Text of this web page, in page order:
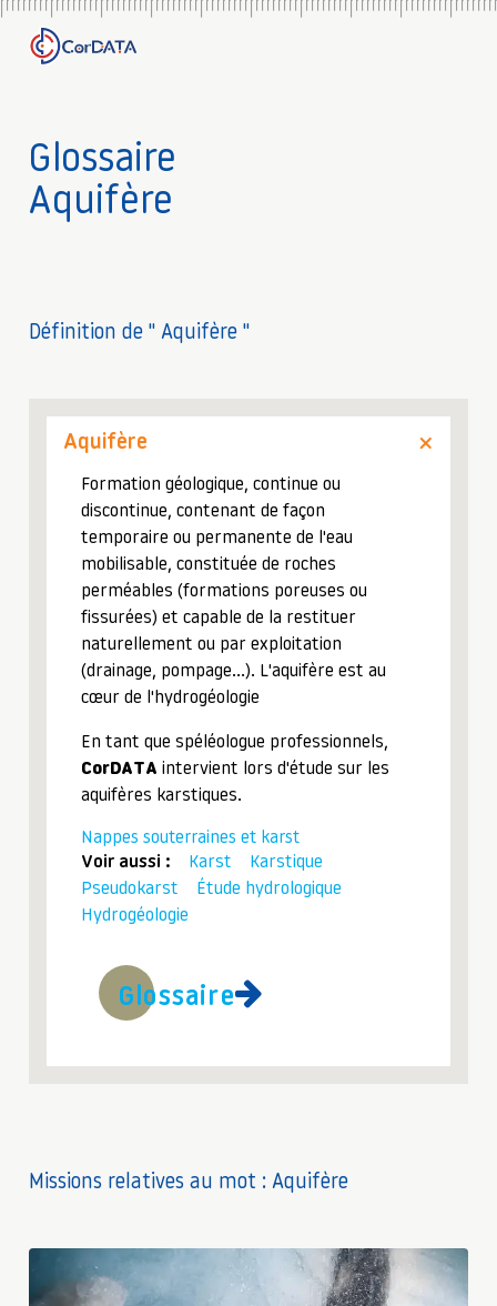
Glossaire
Aquifère
Définition de " Aquifère "
Aquifère
Formation géologique, continue ou
discontinue, contenant de façon
temporaire ou permanente de l'eau
mobilisable, constituée de roches
perméables (formations poreuses ou
fissurées) et capable de la restituer
naturellement ou par exploitation
(drainage, pompage…). L'aquifère est au
cœur de l'hydrogéologie
En tant que spéléologue professionnels,
CorDATA intervient lors d'étude sur les
aquifères karstiques.
Nappes souterraines et karst
Voir aussi :
Karst
Karstique
Pseudokarst
Étude hydrologique
Hydrogéologie
Glossaire
Missions relatives au mot : Aquifère